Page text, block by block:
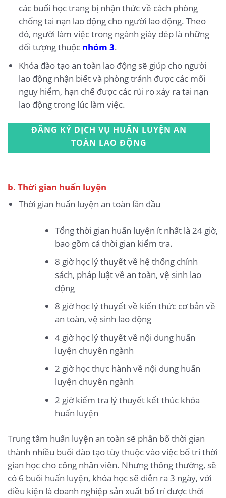
các buổi học trang bị nhận thức về cách phòng
chống tai nạn lao động cho người lao động. Theo
đó, người làm việc trong ngành giày dép là những
đối tượng thuộc nhóm 3.
Khóa đào tạo an toàn lao động sẽ giúp cho người
lao động nhận biết và phòng tránh được các mối
nguy hiểm, hạn chế được các rủi ro xảy ra tai nạn
lao động trong lúc làm việc.
ĐĂNG KÝ DỊCH VỤ HUẤN LUYỆN AN
TOÀN LAO ĐỘNG
b. Thời gian huấn luyện
Thời gian huấn luyện an toàn lần đầu
Tổng thời gian huấn luyện ít nhất là 24 giờ,
bao gồm cả thời gian kiểm tra.
8 giờ học lý thuyết về hệ thống chính
sách, pháp luật về an toàn, vệ sinh lao
động
8 giờ học lý thuyết về kiến thức cơ bản về
an toàn, vệ sinh lao động
4 giờ học lý thuyết về nội dung huấn
luyện chuyên ngành
2 giờ học thực hành về nội dung huấn
luyện chuyên ngành
2 giờ kiểm tra lý thuyết kết thúc khóa
huấn luyện
Trung tâm huấn luyện an toàn sẽ phân bố thời gian
thành nhiều buổi đào tạo tùy thuộc vào việc bố trí thời
gian học cho công nhân viên. Nhưng thông thường, sẽ
có 6 buổi huấn luyện, khóa học sẽ diễn ra 3 ngày, với
điều kiện là doanh nghiệp sản xuất bố trí được thời